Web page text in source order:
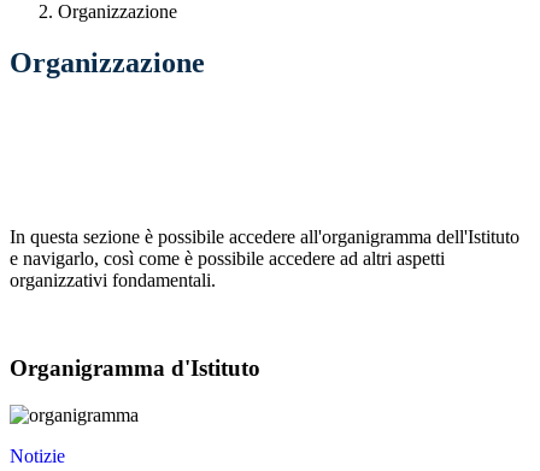
Organizzazione
Organizzazione
In questa sezione è possibile accedere all'organigramma dell'Istituto
e navigarlo, così come è possibile accedere ad altri aspetti
organizzativi fondamentali.
Organigramma d'Istituto
Notizie